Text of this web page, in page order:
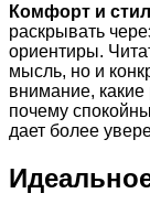
Комфорт и
раскрывать
ориентиры.
мысль, но и
внимание,
почему
дает более